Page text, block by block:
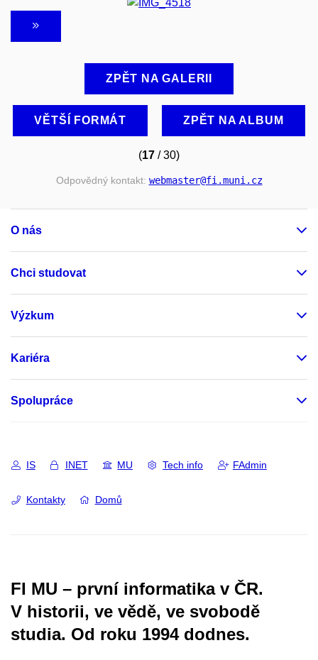
ZPĚT NA GALERII
VĚTŠÍ FORMÁT ZPĚT NA ALBUM
(17 / 30)
Odpovědný kontakt: webmaster@fi.muni.cz
O nás
Chci studovat
Výzkum
Kariéra
Spolupráce
IS INET MU Tech info FAdmin
Kontakty Domů
FI MU – první informatika v ČR.
V historii, ve vědě, ve svobodě
studia. Od roku 1994 dodnes.